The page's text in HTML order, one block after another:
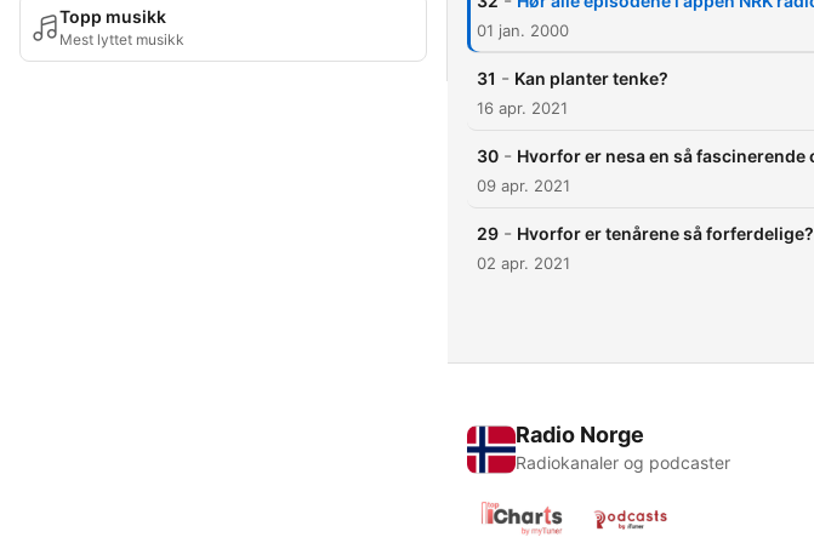
Topp musikk
Mest lyttet musikk 01 jan. 2000
31 - Kan planter tenke?
16 apr. 2021
30 - Hvorfor er nesa en så
09 apr. 2021
29 - Hvorfor er tenårene så forferdelige?
02 apr. 2021
Radio Norge
Radiokanaler og podcaster